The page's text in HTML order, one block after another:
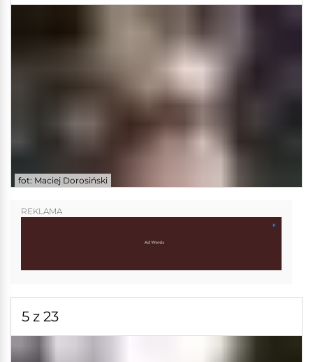
fot: Maciej Dorosiński
REKLAMA
5 z 23